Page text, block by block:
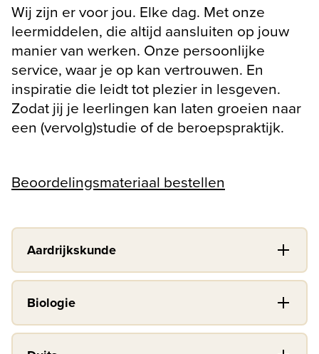
Wij zijn er voor jou. Elke dag. Met onze
leermiddelen, die altijd aansluiten op jouw
manier van werken. Onze persoonlijke
service, waar je op kan vertrouwen. En
inspiratie die leidt tot plezier in lesgeven.
Zodat jij je leerlingen kan laten groeien naar
een (vervolg)studie of de beroepspraktijk.
Beoordelingsmateriaal bestellen
Aardrijkskunde
Biologie